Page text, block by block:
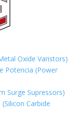
Oxide Varistors)
Potencia (Power
Surge Supressors)
(Silicon Carbide